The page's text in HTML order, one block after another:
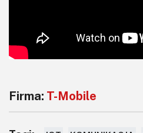
Firma: T-Mobile